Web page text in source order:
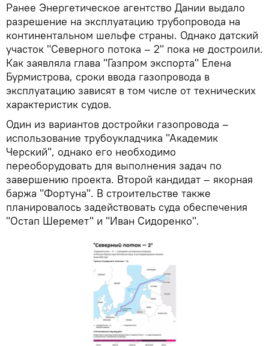
Ранее Энергетическое агентство Дании выдало
разрешение на эксплуатацию трубопровода на
континентальном шельфе страны. Однако датский
участок "Северного потока – 2" пока не достроили.
Как заявляла глава "Газпром экспорта" Елена
Бурмистрова, сроки ввода газопровода в
эксплуатацию зависят в том числе от технических
характеристик судов.
Один из вариантов достройки газопровода –
использование трубоукладчика "Академик
Черский", однако его необходимо
переоборудовать для выполнения задач по
завершению проекта. Второй кандидат – якорная
баржа "Фортуна". В строительстве также
планировалось задействовать суда обеспечения
"Остап Шеремет" и "Иван Сидоренко".